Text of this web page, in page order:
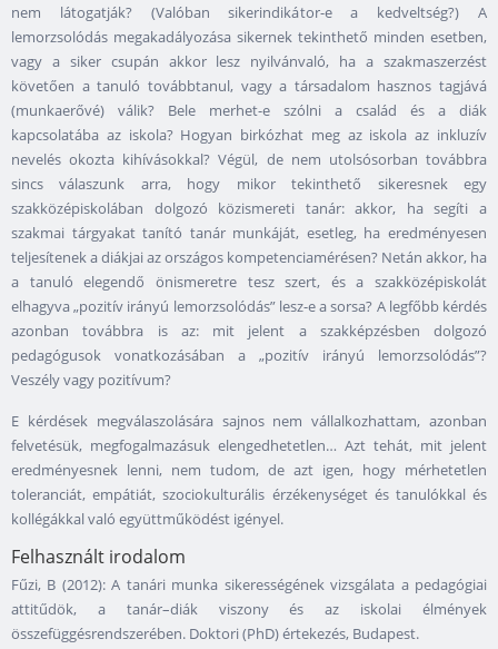
nem látogatják? (Valóban sikerindikátor-e a kedveltség?) A
lemorzsolódás megakadályozása sikernek tekinthető minden esetben,
vagy a siker csupán akkor lesz nyilvánvaló, ha a szakmaszerzést
követően a tanuló továbbtanul, vagy a társadalom hasznos tagjává
(munkaerővé) válik? Bele merhet-e szólni a család és a diák
kapcsolatába az iskola? Hogyan birkózhat meg az iskola az inkluzív
nevelés okozta kihívásokkal? Végül, de nem utolsósorban továbbra
sincs válaszunk arra, hogy mikor tekinthető sikeresnek egy
szakközépiskolában dolgozó közismereti tanár: akkor, ha segíti a
szakmai tárgyakat tanító tanár munkáját, esetleg, ha eredményesen
teljesítenek a diákjai az országos kompetenciamérésen? Netán akkor, ha
a tanuló elegendő önismeretre tesz szert, és a szakközépiskolát
elhagyva „pozitív irányú lemorzsolódás” lesz-e a sorsa? A legfőbb kérdés
azonban továbbra is az: mit jelent a szakképzésben dolgozó
pedagógusok vonatkozásában a „pozitív irányú lemorzsolódás”?
Veszély vagy pozitívum?
E kérdések megválaszolására sajnos nem vállalkozhattam, azonban
felvetésük, megfogalmazásuk elengedhetetlen… Azt tehát, mit jelent
eredményesnek lenni, nem tudom, de azt igen, hogy mérhetetlen
toleranciát, empátiát, szociokulturális érzékenységet és tanulókkal és
kollégákkal való együttműködést igényel.
Felhasznált irodalom
Fűzi, B (2012): A tanári munka sikerességének vizsgálata a pedagógiai
attitűdök, a tanár–diák viszony és az iskolai élmények
összefüggésrendszerében. Doktori (PhD) értekezés, Budapest.